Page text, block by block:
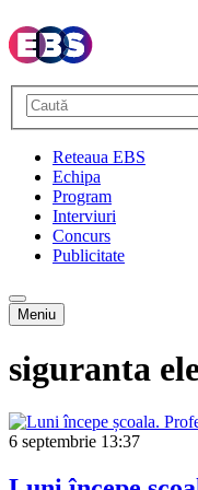
Reteaua EBS
Echipa
Program
Interviuri
Concurs
Publicitate
Meniu
siguranta
6 septembrie 13:37